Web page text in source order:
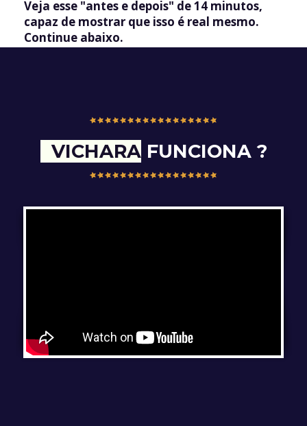
Veja esse "antes e depois" de 14 minutos,
capaz de mostrar que isso é real mesmo.
Continue abaixo.
VICHARA FUNCIONA ?